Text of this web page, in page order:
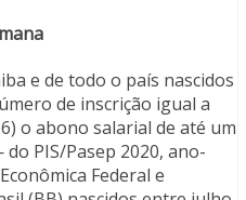
e de todo o país nascidos
de inscrição igual a
o abono salarial de até um
PIS/Pasep 2020, ano-
Federal e